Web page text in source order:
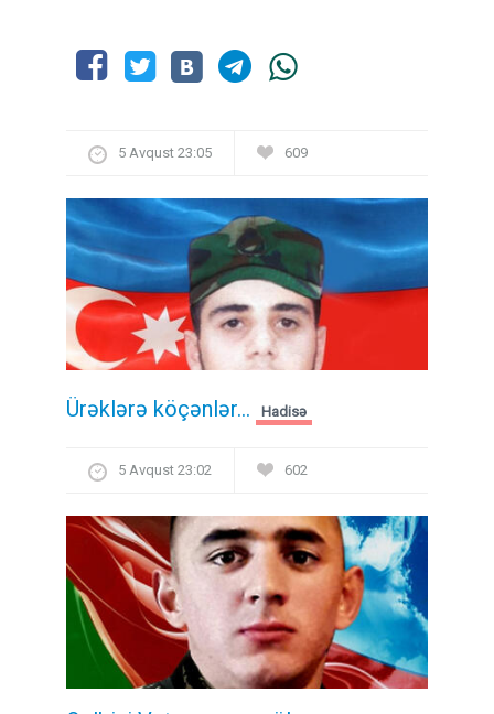
5 Avqust 23:05 609
Ürəklərə köçənlər... Hadisə
5 Avqust 23:02 602